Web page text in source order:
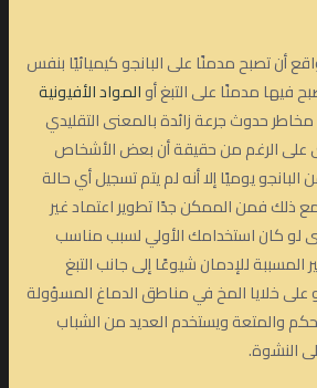
أن تصبح مدمنًا على البانجو كيميائيًا بنفس
فيها مدمنًا على التبغ أوالمواد الأفيونية
حدوث جرعة زائدة بالمعنى التقليدي
على الرغم من حقيقة أن بعض الأشخاص
يوميًا إلا أنه لم يتم تسجيل أي حالة
ذلك فمن الممكن جدًا تطوير اعتماد غير
لو كان استخدامك الأولي لسبب مناسب
المسببة للإدمان شيوعًا إلى جانب التبغ
على خلايا المخ في مناطق الدماغ المسؤولة
والمتعة ويستخدم العديد من الشباب
النشوة.